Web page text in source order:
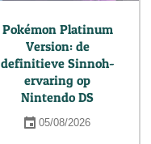
Pokémon Platinum
Version: de
definitieve Sinnoh-
ervaring op
Nintendo DS
05/08/2026